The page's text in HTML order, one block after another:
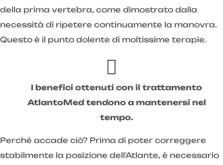
della prima vertebra, come dimostrato dalla
necessità di ripetere continuamente la manovra.
Questo è il punto dolente di moltissime terapie.
I benefici ottenuti con il trattamento
AtlantoMed tendono a mantenersi nel
tempo.
Perché accade ciò? Prima di poter correggere
stabilmente la posizione dell'Atlante, è necessario